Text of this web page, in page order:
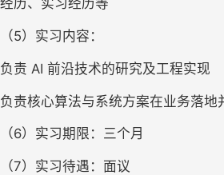
经历、实习经历等
（5）实习内容：
负责 AI 前沿技术的研究及工程实现
负责核心算法与系统方案在业务落地
（6）实习期限：三个月
（7）实习待遇：面议